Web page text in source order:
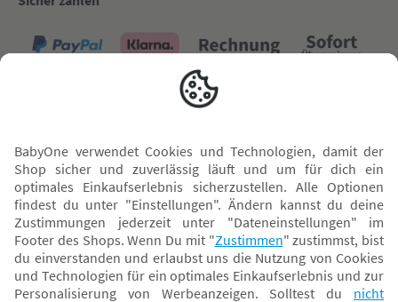
Versand mit
* Alle Preise inkl. MwSt. und ggf. zzgl.Versandkosten. Der dargestellte Preis gilt -